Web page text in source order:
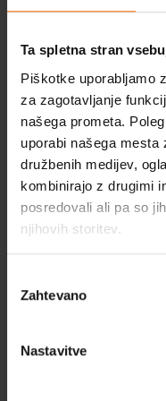
Ta spletna stran
Piškotke uporabljamo
za zagotavljanje
našega prometa.
uporabi našega
družbenih medijev,
kombinirajo z drugimi
posredovali ali pa so
njihovih storitev.
soglasja
Zahtevano
Nastavitve
27:32 Što Luka
O podcastu
psiholozima pričamo
muče.
Svaki podcast
su zbog